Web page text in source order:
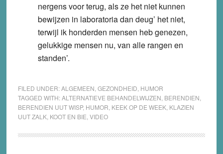
nergens voor terug, als ze het niet kunnen
bewijzen in laboratoria dan deug’ het niet,
terwijl ik honderden mensen heb genezen,
gelukkige mensen nu, van alle rangen en
standen’.
FILED UNDER:ALGEMEEN,GEZONDHEID, HUMOR
TAGGED WITH:ALTERNATIEVE BEHANDELWIJZEN, BERENDIEN,
BERENDIEN UUT WISP, HUMOR, KEEK OP DE WEEK, KLAZIEN
UUT ZALK, KOOT EN BIE,VIDEO